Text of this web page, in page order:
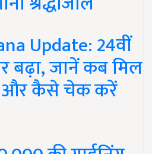
Update: 24वीं
बढ़ा, जानें कब मिल
और कैसे चेक करें